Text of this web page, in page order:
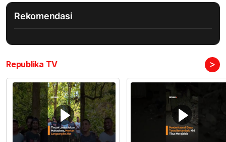
Rekomendasi
Republika TV >